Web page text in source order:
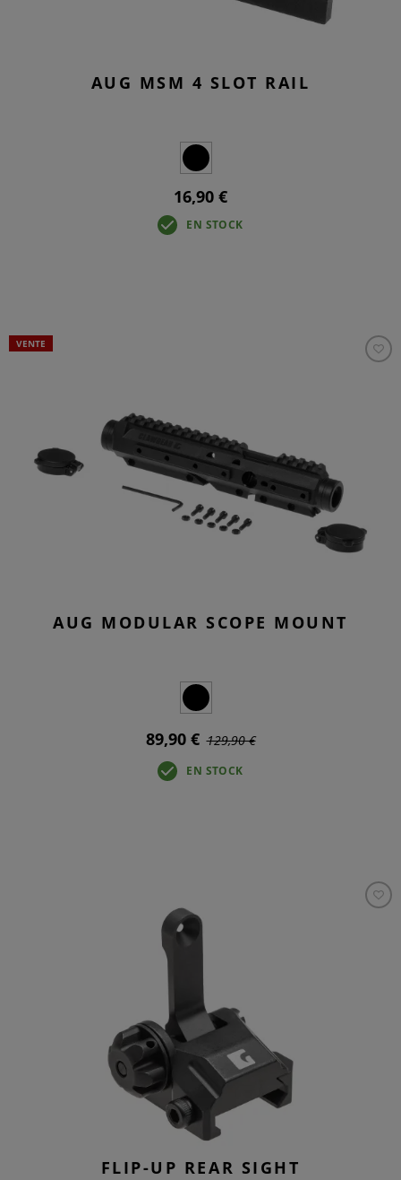
AUG MSM 4 SLOT RAIL
16,90 €
EN STOCK
VENTE
AUG MODULAR SCOPE MOUNT
89,90 € 129,90 €
EN STOCK
FLIP-UP REAR SIGHT